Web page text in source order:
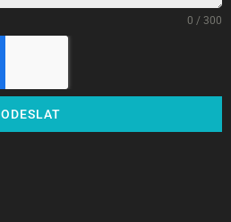
0 / 300
ODESLAT